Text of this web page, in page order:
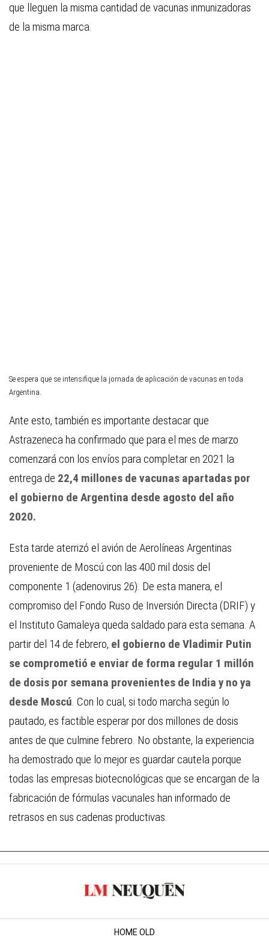
que lleguen la misma cantidad de vacunas inmunizadoras
de la misma marca.
Se espera que se intensifique la jornada de aplicación de vacunas en toda
Argentina.
Ante esto, también es importante destacar que
Astrazeneca ha confirmado que para el mes de marzo
comenzará con los envíos para completar en 2021 la
entrega de 22,4 millones de vacunas apartadas por
el gobierno de Argentina desde agosto del año
2020.
Esta tarde aterrizó el avión de Aerolíneas Argentinas
proveniente de Moscú con las 400 mil dosis del
componente 1 (adenovirus 26). De esta manera, el
compromiso del Fondo Ruso de Inversión Directa (DRIF) y
el Instituto Gamaleya queda saldado para esta semana. A
partir del 14 de febrero, el gobierno de Vladimir Putin
se comprometió e enviar de forma regular 1 millón
de dosis por semana provenientes de India y no ya
desde Moscú . Con lo cual, si todo marcha según lo
pautado, es factible esperar por dos millones de dosis
antes de que culmine febrero. No obstante, la experiencia
ha demostrado que lo mejor es guardar cautela porque
todas las empresas biotecnológicas que se encargan de la
fabricación de fórmulas vacunales han informado de
retrasos en sus cadenas productivas.
HOME OLD